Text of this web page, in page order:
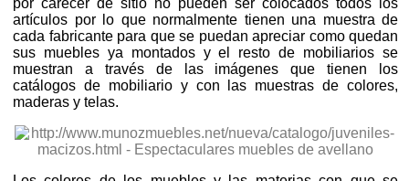
por carecer de sitio no pueden ser colocados todos los
artículos por lo que normalmente tienen una muestra de
cada fabricante para que se puedan apreciar como quedan
sus muebles ya montados y el resto de mobiliarios se
muestran a través de las imágenes que tienen los
catálogos de mobiliario y con las muestras de colores,
maderas y telas.